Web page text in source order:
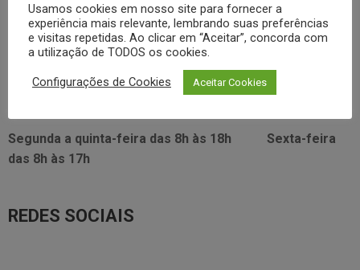
3338.2628
foodservice@dayhome.com.br
Atendimento Whatsapp
VISITE NOSSO SHOWRROM:
Segunda a quinta-feira das 8h às 18h
Sexta-feira
das 8h às 17h
REDES SOCIAIS
Usamos cookies em nosso site para fornecer a
experiência mais relevante, lembrando suas preferências
e visitas repetidas. Ao clicar em “Aceitar”, concorda com
a utilização de TODOS os cookies.
Configurações de Cookies Aceitar Cookies